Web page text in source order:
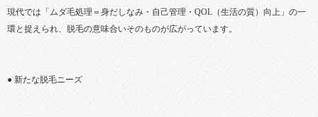
現代では「ムダ毛処理＝身だしなみ・自己管理・QOL（生活の質）向上」の一
環と捉えられ、脱毛の意味合いそのものが広がっています。
● 新たな脱毛ニーズ